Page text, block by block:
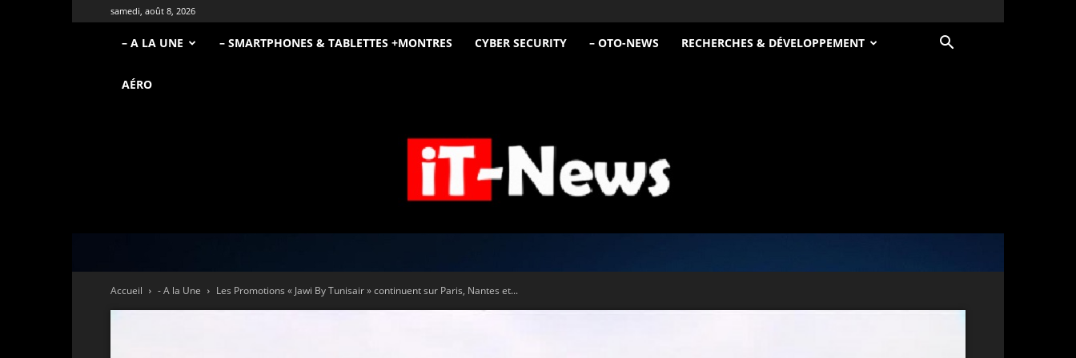
samedi, août 8, 2026
– A LA UNE – SMARTPHONES & TABLETTES +MONTRES CYBER SECURITY – OTO-NEWS RECHERCHES & DÉVELOPPEMENT
AÉRO
iT
Accueil
- A la Une Les Promotions « Jawi By Tunisair » continuent sur Paris, Nantes et...